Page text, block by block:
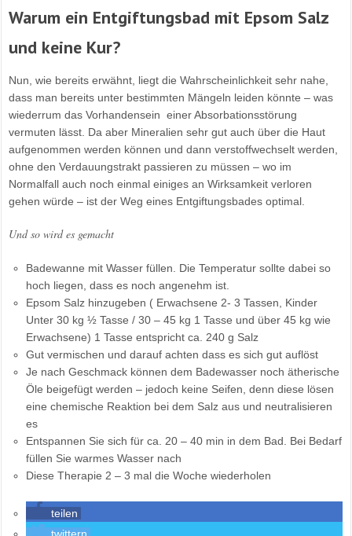
Warum ein Entgiftungsbad mit Epsom Salz
und keine Kur?
Nun, wie bereits erwähnt, liegt die Wahrscheinlichkeit sehr nahe,
dass man bereits unter bestimmten Mängeln leiden könnte – was
wiederrum das Vorhandensein einer Absorbationsstörung
vermuten lässt. Da aber Mineralien sehr gut auch über die Haut
aufgenommen werden können und dann verstoffwechselt werden,
ohne den Verdauungstrakt passieren zu müssen – wo im
Normalfall auch noch einmal einiges an Wirksamkeit verloren
gehen würde – ist der Weg eines Entgiftungsbades optimal.
Und so wird es gemacht
Badewanne mit Wasser füllen. Die Temperatur sollte dabei so
hoch liegen, dass es noch angenehm ist.
Epsom Salz hinzugeben ( Erwachsene 2- 3 Tassen, Kinder
Unter 30 kg ½ Tasse / 30 – 45 kg 1 Tasse und über 45 kg wie
Erwachsene) 1 Tasse entspricht ca. 240 g Salz
Gut vermischen und darauf achten dass es sich gut auflöst
Je nach Geschmack können dem Badewasser noch ätherische
Öle beigefügt werden – jedoch keine Seifen, denn diese lösen
eine chemische Reaktion bei dem Salz aus und neutralisieren
es
Entspannen Sie sich für ca. 20 – 40 min in dem Bad. Bei Bedarf
füllen Sie warmes Wasser nach
Diese Therapie 2 – 3 mal die Woche wiederholen
teilen